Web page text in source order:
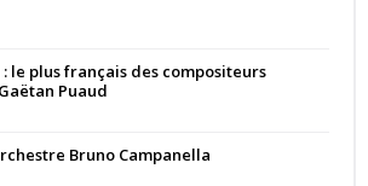
le plus français des compositeurs
Puaud
Bruno Campanella